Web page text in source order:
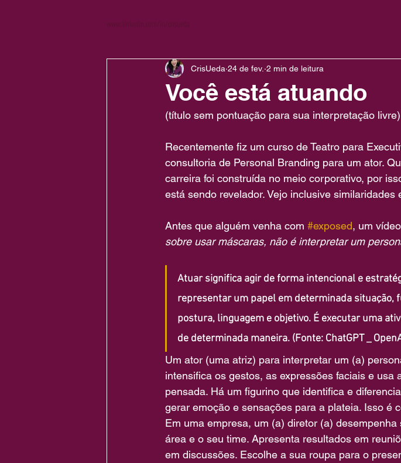
Você está atuando
CrisUeda 24 de fev. 2 min de leitura
(título sem pontuação para sua interpretação livre)
Recentemente fiz um curso de Teatro para
consultoria de Personal Branding para um ator.
carreira foi construída no meio corporativo, por
está sendo revelador. Vejo inclusive similaridades
Antes que alguém venha com #exposed, um
sobre usar máscaras, não é interpretar um
Atuar significa agir de forma intencional e
representar um papel em determinada situação,
postura, linguagem e objetivo. É executar uma
de determinada maneira. (Fonte: ChatGPT _
Um ator (uma atriz) para interpretar um (a)
intensifica os gestos, as expressões faciais e usa
pensada. Há um figurino que identifica e
gerar emoção e sensações para a plateia. Isso é
Em uma empresa, um (a) diretor (a)
área e o seu time. Apresenta resultados em
em discussões. Escolhe a sua roupa para o